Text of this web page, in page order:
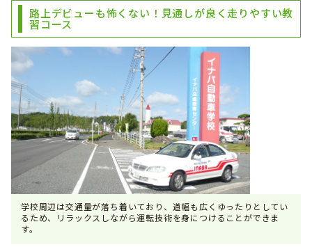
路上デビューも怖くない！見通しが良く走りやすい教
習コース
学校周辺は交通量が落ち着いており、道幅も広くゆったりとしてい
るため、リラックスしながら運転技術を身につけることができま
す。